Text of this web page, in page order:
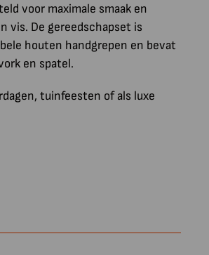
voor maximale smaak en
vis. De gereedschapset is
houten handgrepen en bevat
en spatel.
tuinfeesten of als luxe